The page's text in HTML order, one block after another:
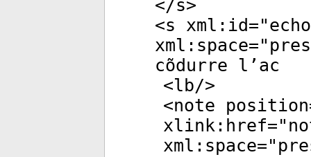
</s>
<s xml:id="
xml:space="
cõdurre l’ac
<lb/>
<note position
xlink:href="
xml:space="